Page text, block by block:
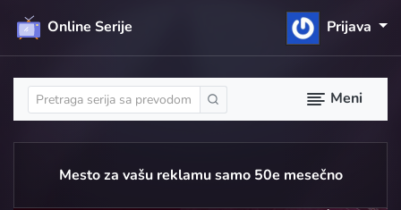
Online Serije Prijava
Meni
Mesto za vašu reklamu samo 50e mesečno